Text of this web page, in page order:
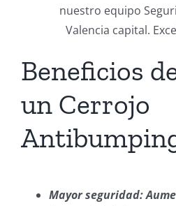
nuestro equipo
Valencia capital.
Beneficios
un Cerrojo
Mayor seguridad: